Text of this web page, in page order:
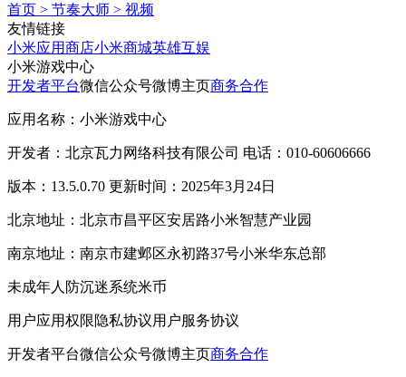
首页 > 节奏大师 > 视频
友情链接
小米应用商店小米商城英雄互娱
小米游戏中心
开发者平台微信公众号微博主页商务合作
应用名称：小米游戏中心
开发者：北京瓦力网络科技有限公司 电话：010-60606666
版本：13.5.0.70 更新时间：2025年3月24日
北京地址：北京市昌平区安居路小米智慧产业园
南京地址：南京市建邺区永初路37号小米华东总部
未成年人防沉迷系统米币
用户应用权限隐私协议用户服务协议
开发者平台微信公众号微博主页商务合作